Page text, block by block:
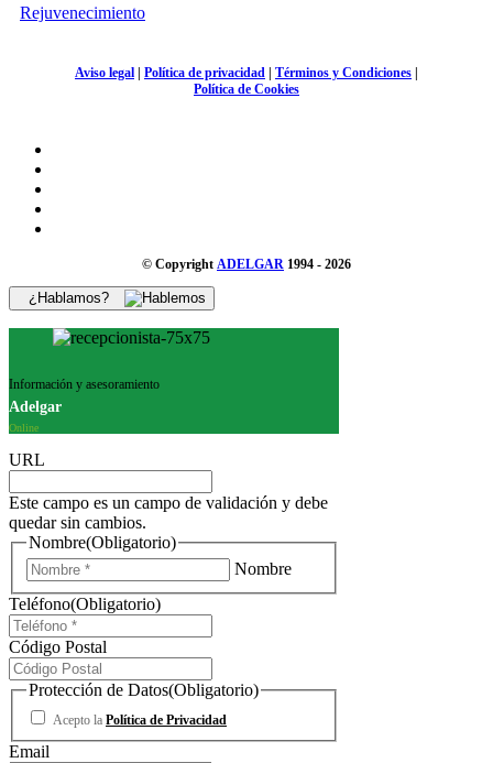
Rejuvenecimiento
Aviso legal | Política de privacidad | Términos y Condiciones |
Política de Cookies
© Copyright ADELGAR 1994 - 2026
¿Hablamos?
Información y asesoramiento
Adelgar
Online
URL
Este campo es un campo de validación y debe
quedar sin cambios.
Nombre(Obligatorio)
Nombre
Teléfono(Obligatorio)
Código Postal
Protección de Datos(Obligatorio)
Acepto la Política de Privacidad
Email